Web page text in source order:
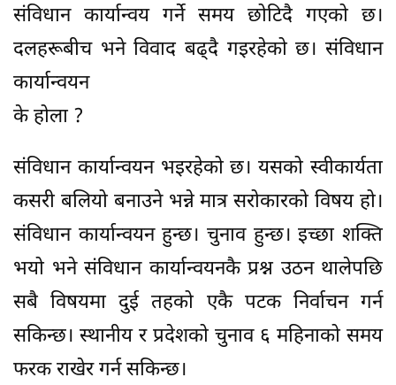
संविधान कार्यान्वय गर्ने समय छोटिदै गएको छ।
दलहरूबीच भने विवाद बढ्दै गइरहेको छ। संविधान
कार्यान्वयन
के होला ?
संविधान कार्यान्वयन भइरहेको छ। यसको स्वीकार्यता
कसरी बलियो बनाउने भन्ने मात्र सरोकारको विषय हो।
संविधान कार्यान्वयन हुन्छ। चुनाव हुन्छ। इच्छा शक्ति
भयो भने संविधान कार्यान्वयनकै प्रश्न उठन थालेपछि
सबै विषयमा दुई तहको एकै पटक निर्वाचन गर्न
सकिन्छ। स्थानीय र प्रदेशको चुनाव ६ महिनाको समय
फरक राखेर गर्न सकिन्छ।